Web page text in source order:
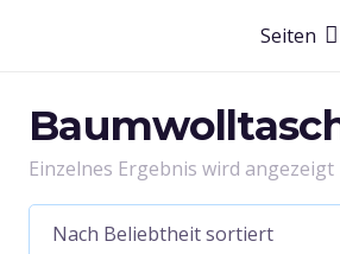
Seiten
Einzelnes Ergebnis wird angezeigt